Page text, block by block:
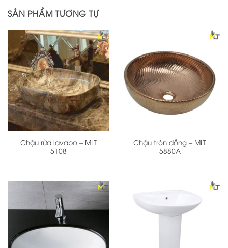
SẢN PHẨM TƯƠNG TỰ
Chậu rửa lavabo – MLT
5108
Chậu tròn đồng – MLT
5880A